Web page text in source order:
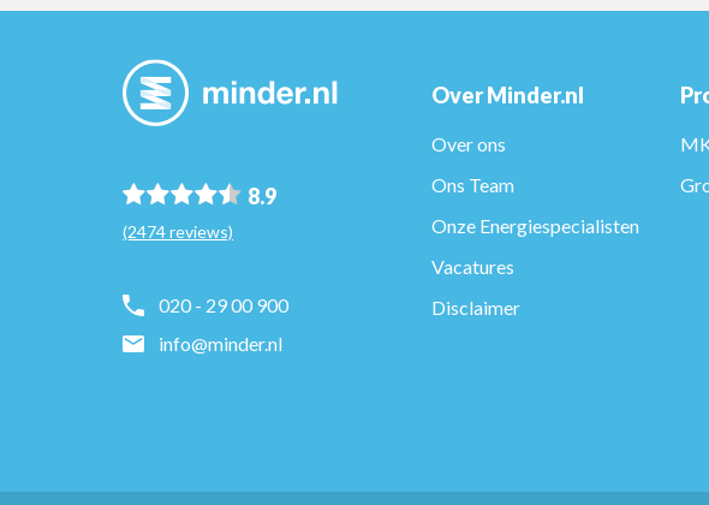
8.9
(2474 reviews)
020 - 29 00 900
info@minder.nl
Over Minder.nl
Over ons
Ons Team
Onze Energiespecialisten
Vacatures
Disclaimer